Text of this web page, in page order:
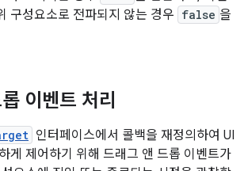
구성요소로 전파되지 않는 경우 false 을
이벤트 처리
인터페이스에서 콜백을 재정의하여 UI
게 제어하기 위해 드래그 앤 드롭 이벤트가